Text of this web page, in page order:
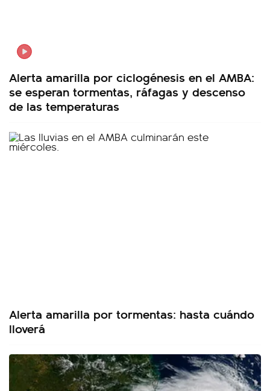
Alerta amarilla por ciclogénesis en el AMBA:
se esperan tormentas, ráfagas y descenso
de las temperaturas
Alerta amarilla por tormentas: hasta cuándo
lloverá